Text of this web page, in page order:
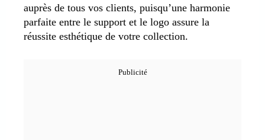
auprès de tous vos clients, puisqu’une harmonie
parfaite entre le support et le logo assure la
réussite esthétique de votre collection.